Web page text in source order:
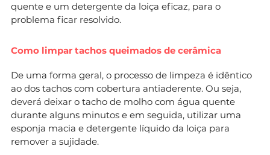
quente e um detergente da loiça eficaz, para o
problema ficar resolvido.
Como limpar tachos queimados de cerâmica
De uma forma geral, o processo de limpeza é idêntico
ao dos tachos com cobertura antiaderente. Ou seja,
deverá deixar o tacho de molho com água quente
durante alguns minutos e em seguida, utilizar uma
esponja macia e detergente líquido da loiça para
remover a sujidade.